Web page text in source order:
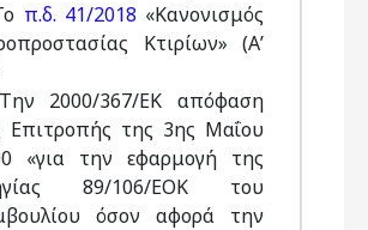
π.δ. 41/2018 «Κανονισμός
Κτιρίων» (Α’
2000/367/ΕΚ απόφαση
Επιτροπής της 3ης Μαΐου
«για την εφαρμογή της
89/106/ΕΟΚ του
όσον αφορά την